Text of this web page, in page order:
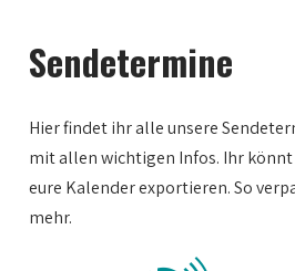
Sendetermine
Hier findet ihr alle unsere
mit allen wichtigen Infos. Ihr könnt
eure Kalender exportieren. So
mehr.